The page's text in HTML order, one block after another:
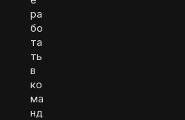
ра
бо
та
ть
в
ко
ма
нд